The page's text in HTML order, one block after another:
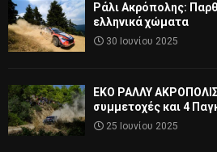
Ράλι Ακρόπολης:
ελληνικά χώματα
30 Ιουνίου 2025
ΕΚΟ ΡΑΛΛΥ
συμμετοχές και 4
25 Ιουνίου 2025